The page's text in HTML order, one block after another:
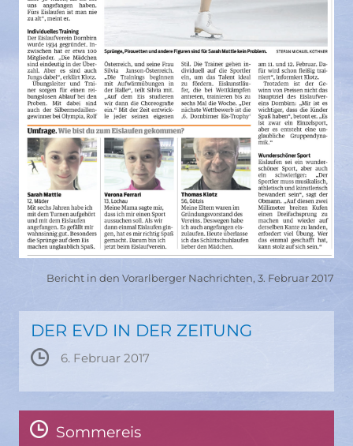
Bericht in den Vorarlberger Nachrichten, 3. Februar 2017
DER EVD IN DER ZEITUNG
6. Februar 2017
Sommereis